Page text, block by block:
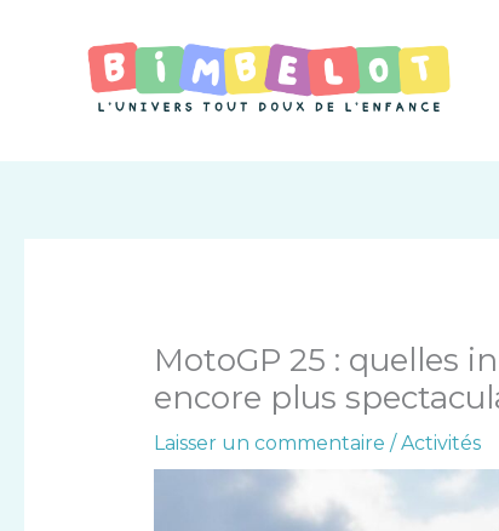
MotoGP 25 : quelles
encore plus
Laisser un commentaire / Activités